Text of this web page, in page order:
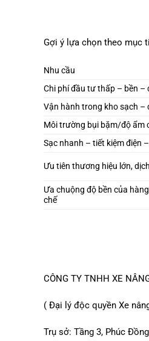
Gợi ý lựa chọn theo mục
Nhu cầu
Chi phí đầu tư thấp – bền –
Vận hành trong kho sạch –
Môi trường bụi bặm/độ ẩm
Sạc nhanh – tiết kiệm điện
Ưu tiên thương hiệu lớn,
Ưa chuộng độ bền của
chế
CÔNG TY TNHH XE
( Đại lý độc quyền Xe
Trụ sở: Tầng 3, Phúc